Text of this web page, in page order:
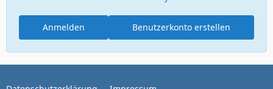
Benutzerkonto erstellen
Anmelden